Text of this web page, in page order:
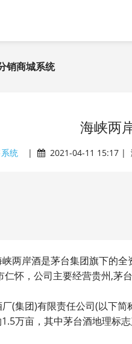
销商城系统
海峡两
统| 2021-04-11 15:17 |
两岸酒是茅台集团旗下的
怀，公司主要经营贵州,茅台
集团)有限责任公司(以下简
万亩，其中茅台酒地理标